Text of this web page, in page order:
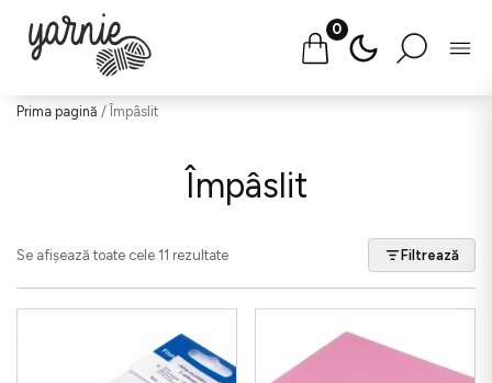
Salt
0
Prima pagină / Împâslit
Împâslit
Se afișează toate cele 11 rezultate Filtrează